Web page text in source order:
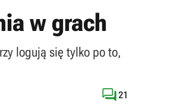
w grach
logują się tylko po to,
21